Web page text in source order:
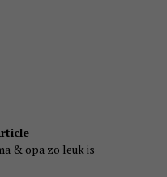
& opa zo leuk is